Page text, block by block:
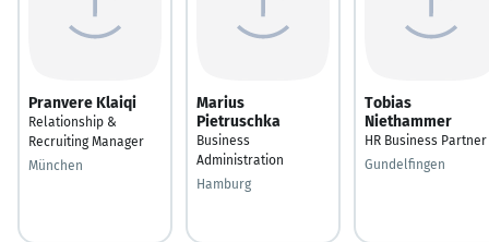
Pranvere Klaiqi
Relationship &
Recruiting Manager
München
Marius
Pietruschka
Business
Administration
Hamburg
Tobias
Niethammer
HR Business Partner
Gundelfingen